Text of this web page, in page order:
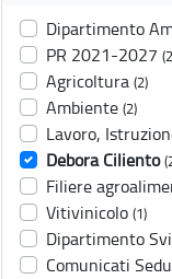
Dipartimento
PR 2021-2027
Agricoltura (2)
Ambiente (2)
Lavoro,
Debora Ciliento
Filiere
Vitivinicolo (1)
Dipartimento
Comunicati